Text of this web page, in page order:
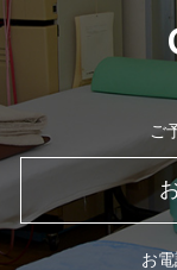
ご
お